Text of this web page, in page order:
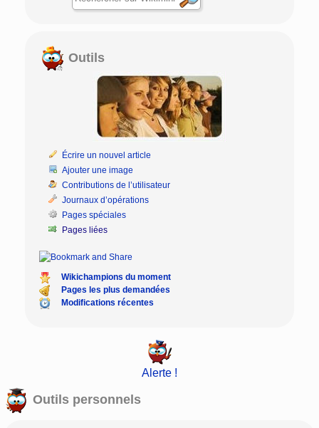
Outils
Écrire un nouvel article
Ajouter une image
Contributions de l’utilisateur
Journaux d’opérations
Pages spéciales
Pages liées
Wikichampions du moment
Pages les plus demandées
Modifications récentes
Alerte !
Outils personnels